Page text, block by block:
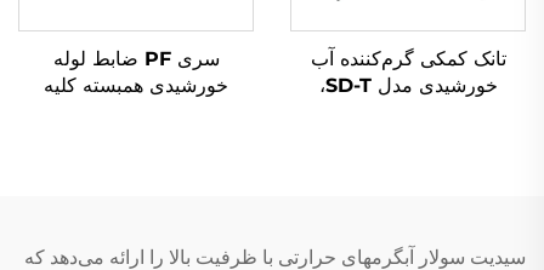
تانک کمکی گرم‌کننده آب
خورشیدی مدل SD-T،
هتل‌ها
سری PF ضابط لوله
خورشیدی همبسته کلیه
سیدیت سولار آبگرمهای حرارتی با ظرفیت بالا را ارائه می‌دهد که